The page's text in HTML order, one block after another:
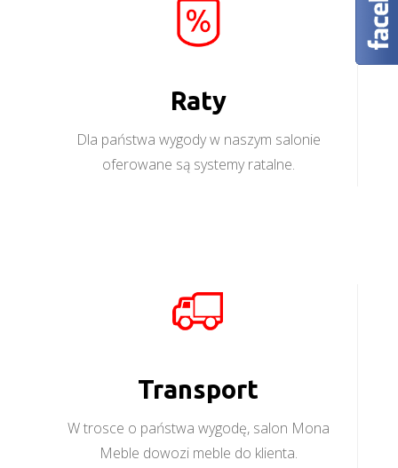
Raty
Dla państwa wygody w naszym salonie
oferowane są systemy ratalne.
Transport
W trosce o państwa wygodę, salon Mona
Meble dowozi meble do klienta.